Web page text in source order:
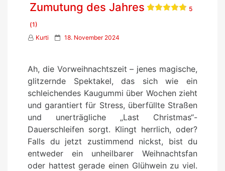
Zumutung des Jahres
5
(1)
Kurti
P
t
e
d
o
n
18. November 2024
Ah, die Vorweihnachtszeit – jenes magische,
glitzernde Spektakel, das sich wie ein
schleichendes Kaugummi über Wochen zieht
und garantiert für Stress, überfüllte Straßen
und unerträgliche „Last Christmas“-
Dauerschleifen sorgt. Klingt herrlich, oder?
Falls du jetzt zustimmend nickst, bist du
entweder ein unheilbarer Weihnachtsfan
oder hattest gerade einen Glühwein zu viel.